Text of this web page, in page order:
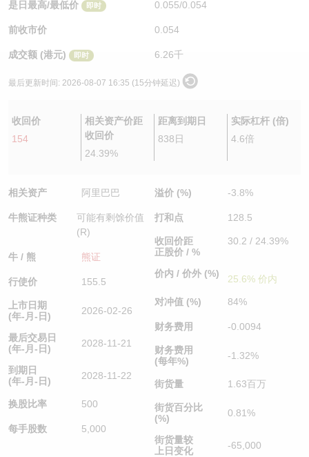
是日最高/最低价 即时 0.055/0.054
前收市价 0.054
成交额 (港元) 即时 6.26千
最后更新时间: 2026-08-07 16:35 (15分钟延迟)
收回价
154
相关资产价距
收回价
24.39%
距离到期日
838日
实际杠杆 (倍)
4.6倍
相关资产 阿里巴巴
牛熊证种类
可能有剩馀价值
(R)
牛 / 熊 熊证
行使价 155.5
上市日期
(年-月-日)
2026-02-26
最后交易日
(年-月-日)
2028-11-21
到期日
(年-月-日)
2028-11-22
换股比率 500
每手股数 5,000
溢价 (%) -3.8%
打和点 128.5
收回价距
正股价 / %
30.2 / 24.39%
价内 / 价外 (%) 25.6% 价内
对冲值 (%) 84%
财务费用 -0.0094
财务费用
(每年%)
-1.32%
街货量 1.63百万
街货百分比
(%)
0.81%
街货量较
上日变化
-65,000
认股证/牛熊证日志
认股证文件及公告
牛熊证到期结算价查找
牛熊证分析仪
牛熊证文件及公告
中资ETFs溢价比较
AH 股价对照